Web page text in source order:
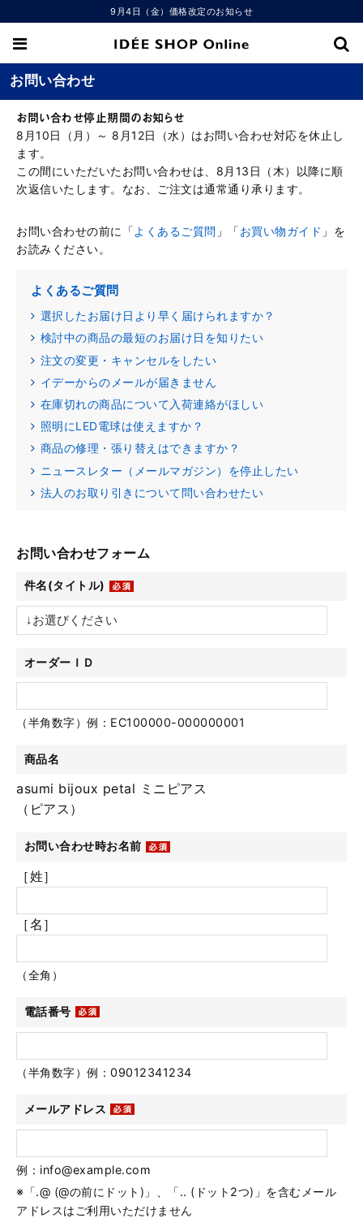
9月4日（金）価格改定のお知らせ
お問い合わせ
お問い合わせ停止期間のお知らせ
8月10日（月）～ 8月12日（水）はお問い合わせ対応を休止し
ます。
この間にいただいたお問い合わせは、8月13日（木）以降に順
次返信いたします。なお、ご注文は通常通り承ります。
お問い合わせの前に「よくあるご質問 」「お買い物ガイド 」を
お読みください。
よくあるご質問
選択したお届け日より早く届けられますか？
検討中の商品の最短のお届け日を知りたい
注文の変更・キャンセルをしたい
イデーからのメールが届きません
在庫切れの商品について入荷連絡がほしい
照明にLED電球は使えますか？
商品の修理・張り替えはできますか？
ニュースレター（メールマガジン）を停止したい
法人のお取り引きについて問い合わせたい
お問い合わせフォーム
件名(タイトル)
オーダーＩＤ
（半角数字）例：EC100000-000000001
商品名
asumi bijoux petal ミニピアス
（ピアス）
お問い合わせ時お名前
［姓］
［名］
（全角）
電話番号
（半角数字）例：09012341234
メールアドレス
例：info@example.com
※「.@ (@の前にドット)」、「.. (ドット2つ)」を含むメール
アドレスはご利用いただけません